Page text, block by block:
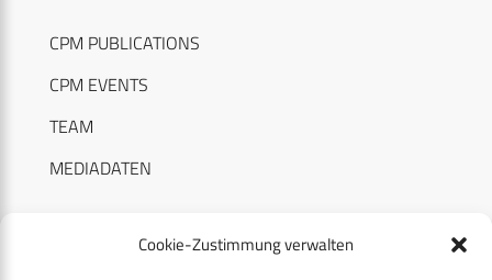
Cookie-Zustimmung verwalten
CPM PUBLICATIONS
CPM EVENTS
TEAM
MEDIADATEN